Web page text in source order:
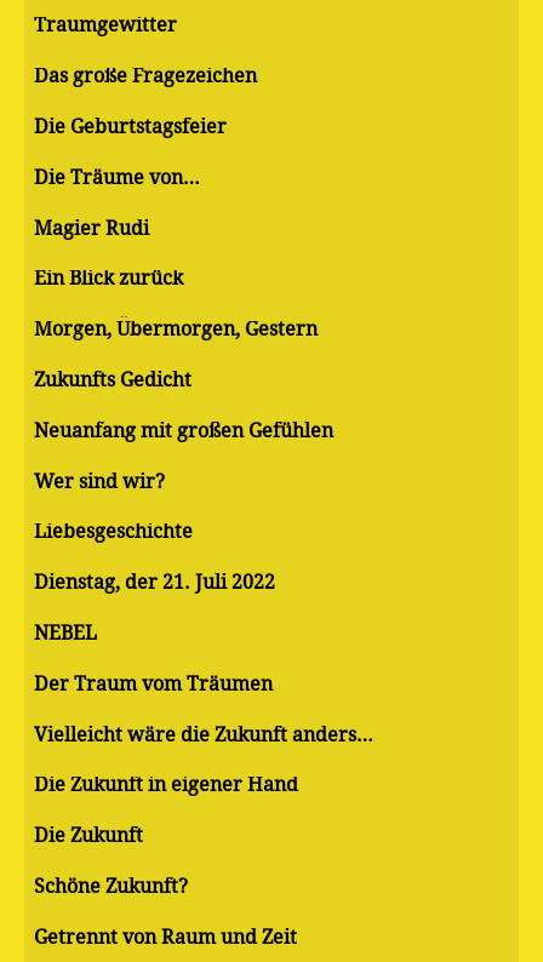
Traumgewitter
Das große Fragezeichen
Die Geburtstagsfeier
Die Träume von…
Magier Rudi
Ein Blick zurück
Morgen, Übermorgen, Gestern
Zukunfts Gedicht
Neuanfang mit großen Gefühlen
Wer sind wir?
Liebesgeschichte
Dienstag, der 21. Juli 2022
NEBEL
Der Traum vom Träumen
Vielleicht wäre die Zukunft anders…
Die Zukunft in eigener Hand
Die Zukunft
Schöne Zukunft?
Getrennt von Raum und Zeit